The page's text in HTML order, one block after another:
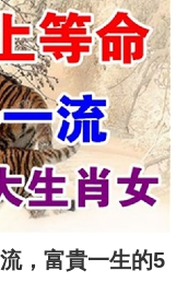
，富貴一生的5